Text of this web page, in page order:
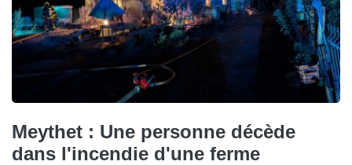
Meythet : Une personne décède
dans l'incendie d'une ferme